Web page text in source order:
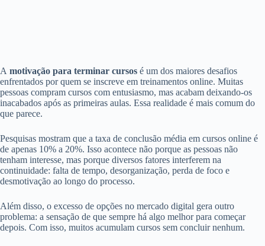
A motivação para terminar cursos é um dos maiores desafios
enfrentados por quem se inscreve em treinamentos online. Muitas
pessoas compram cursos com entusiasmo, mas acabam deixando-os
inacabados após as primeiras aulas. Essa realidade é mais comum do
que parece.
Pesquisas mostram que a taxa de conclusão média em cursos online é
de apenas 10% a 20%. Isso acontece não porque as pessoas não
tenham interesse, mas porque diversos fatores interferem na
continuidade: falta de tempo, desorganização, perda de foco e
desmotivação ao longo do processo.
Além disso, o excesso de opções no mercado digital gera outro
problema: a sensação de que sempre há algo melhor para começar
depois. Com isso, muitos acumulam cursos sem concluir nenhum.